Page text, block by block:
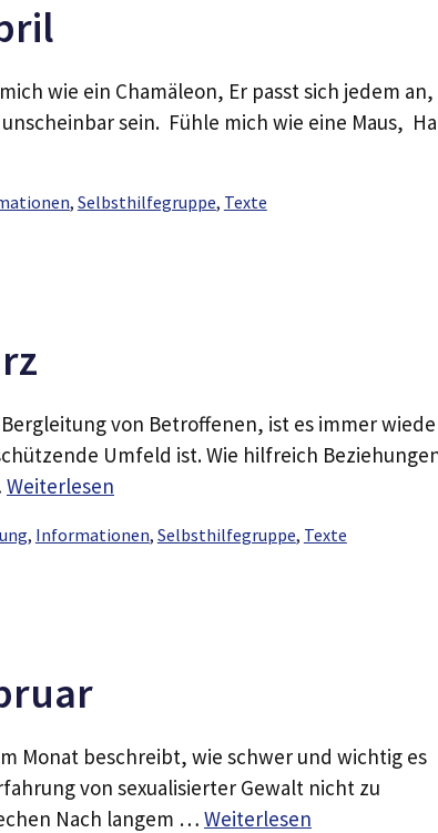
wie ein Chamäleon, Er passt sich jedem
sein. Fühle mich wie eine Maus,
, Selbsthilfegruppe, Texte
von Betroffenen, ist es immer
Umfeld ist. Wie hilfreich
Weiterlesen
, Informationen, Selbsthilfegruppe, Texte
Monat beschreibt, wie schwer und wichtig es
von sexualisierter Gewalt nicht zu
Nach langem … Weiterlesen